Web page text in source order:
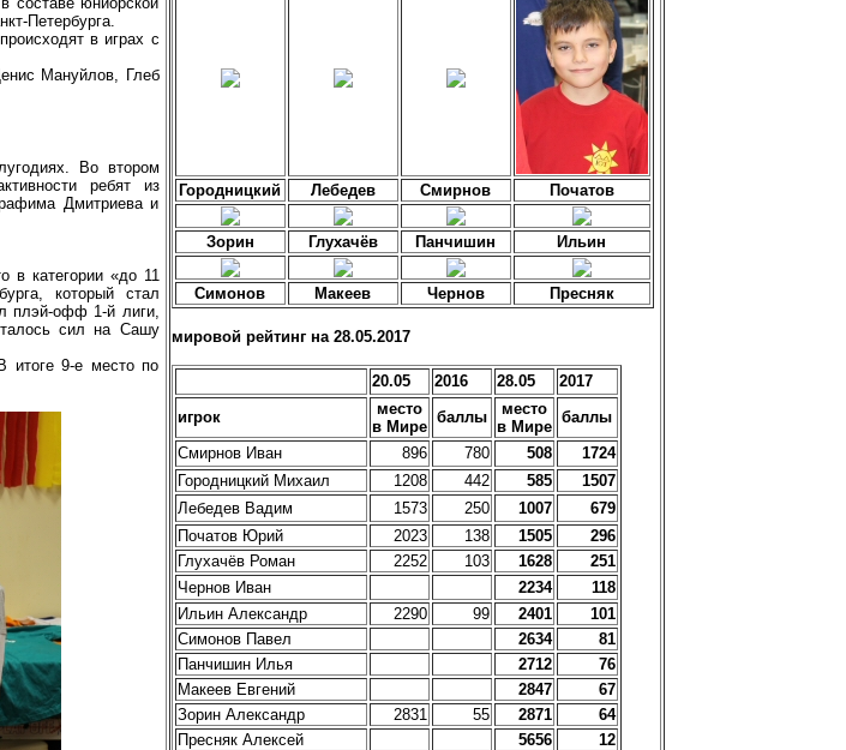
Петербурга.
в играх с
Мануйлов, Глеб
Во втором
ребят из
Дмитриева и
в категории «до 11
который стал
плэй-офф 1-й лиги,
сил на Сашу
итоге 9-е место по
Городницкий Лебедев Смирнов Початов
Зорин Глухачёв Панчишин Ильин
Симонов Макеев Чернов Пресняк
мировой рейтинг на 28.05.2017
20.05 2016 28.05
2017
игрок
место
в Мире
баллы
место
в Мире
баллы
Смирнов Иван
896 780 508
1724
Городницкий Михаил
1208 442 585
1507
Лебедев Вадим
1573 250 1007
679
Початов Юрий
2023 138 1505
296
Глухачёв Роман
2252 103 1628
251
Чернов Иван
2234
118
Ильин Александр
2290 99 2401
101
Симонов Павел
2634
81
Панчишин Илья
2712
76
Макеев Евгений
2847
67
Зорин Александр
2831 55 2871
64
Пресняк Алексей
5656 12